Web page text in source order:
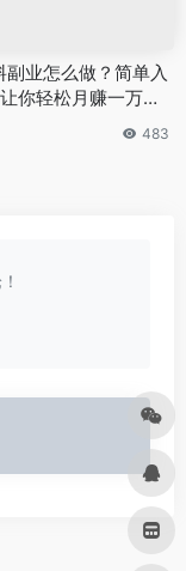
副业怎么做？简单入
你轻松月赚一万
483